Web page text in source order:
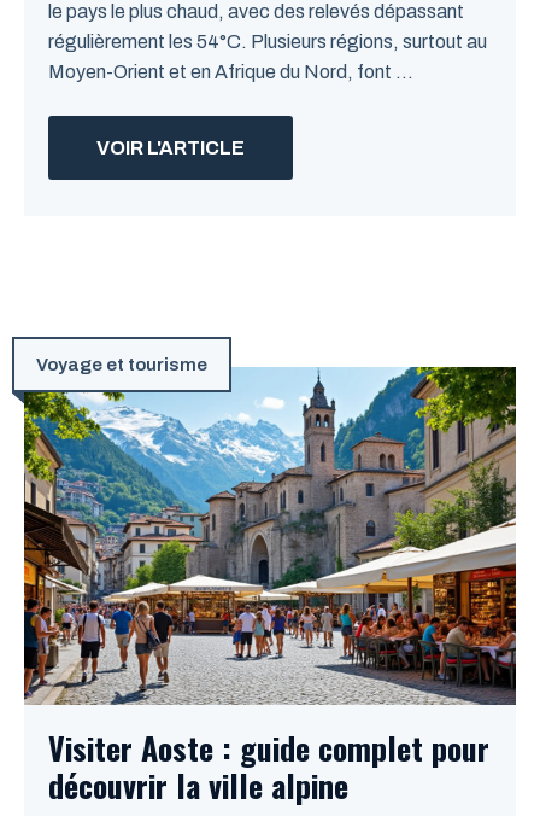
le pays le plus chaud, avec des relevés dépassant
régulièrement les 54°C. Plusieurs régions, surtout au
Moyen-Orient et en Afrique du Nord, font ...
VOIR L'ARTICLE
Voyage et tourisme
Visiter Aoste : guide complet pour
découvrir la ville alpine